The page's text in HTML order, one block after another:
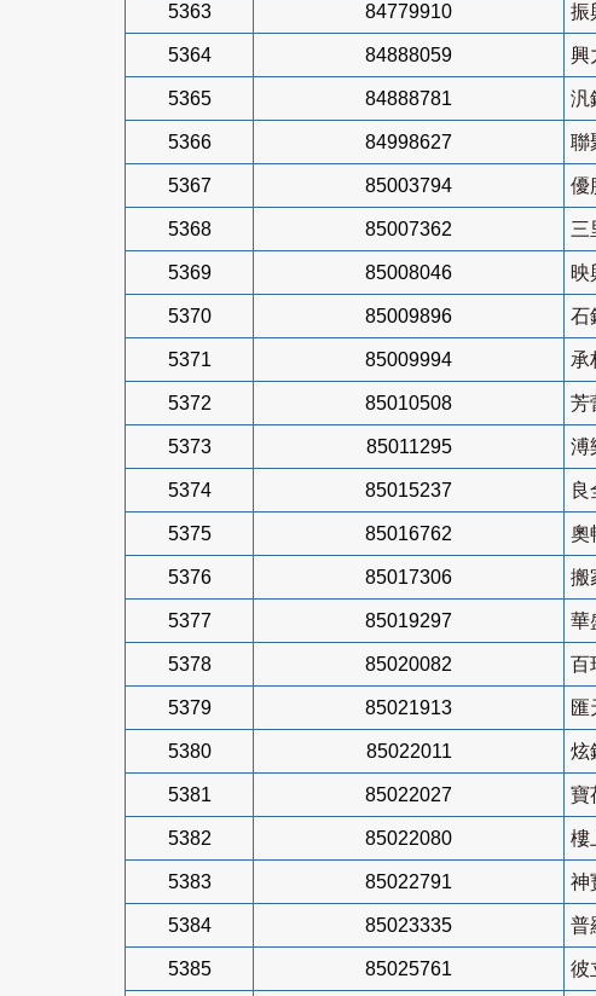
5363 84779910 振
5364 84888059 興
5365 84888781 汎
5366 84998627 聯
5367 85003794 優
5368 85007362 三
5369 85008046 映
5370 85009896 石
5371 85009994 承
5372 85010508 芳
5373 85011295 溥
5374 85015237 良
5375 85016762 奧
5376 85017306 搬
5377 85019297 華
5378 85020082 百
5379 85021913 匯
5380 85022011 炫
5381 85022027 寶
5382 85022080 樓
5383 85022791 神
5384 85023335 普
5385 85025761 彼